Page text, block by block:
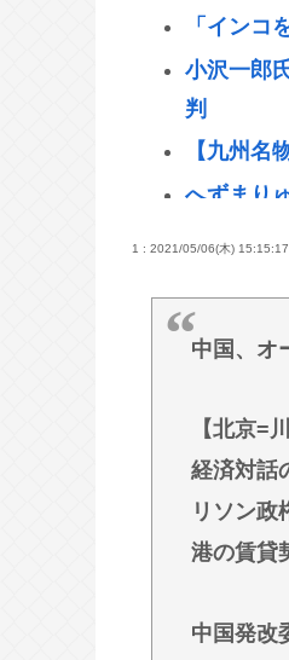
「イン
小沢一郎
判
【九州名
へずまり
女「43億
GACKT
【参政
【速報】
この映画
【徹底討
1 : 2021/05/06(木)
中国、オ
【北京=
経済対話
リソン政
港の賃貸
中国発改